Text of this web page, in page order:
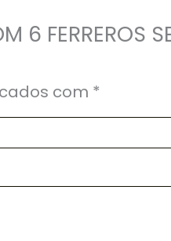
FERREROS
com *